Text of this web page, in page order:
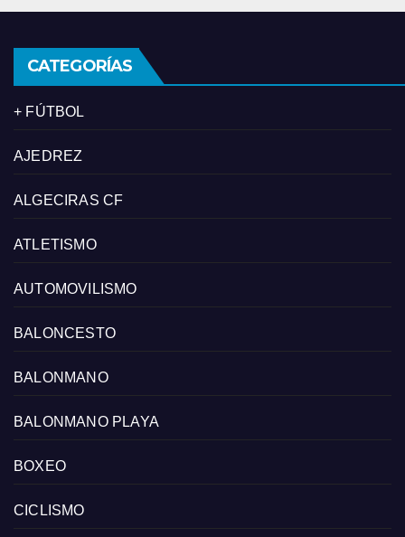
CATEGORÍAS
+ FÚTBOL
AJEDREZ
ALGECIRAS CF
ATLETISMO
AUTOMOVILISMO
BALONCESTO
BALONMANO
BALONMANO PLAYA
BOXEO
CICLISMO